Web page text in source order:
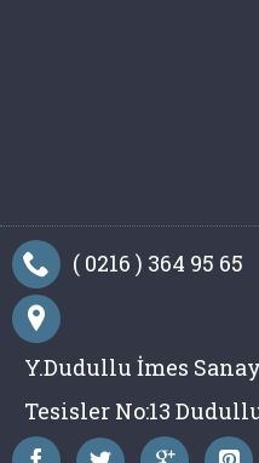
( 0216 ) 364 95 65
Y.Dudullu İmes
Tesisler No:13